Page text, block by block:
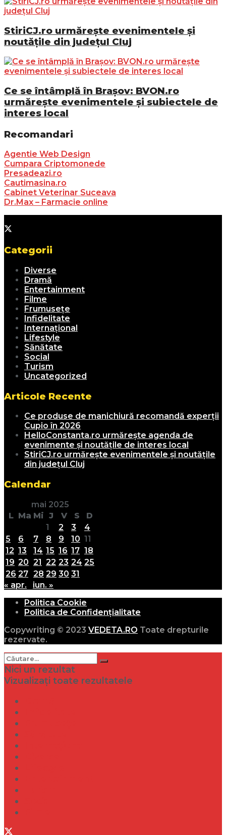
StiriCJ.ro urmărește evenimentele și
noutățile din județul Cluj
Ce se întâmplă în Brașov: BVON.ro
urmărește evenimentele și subiectele de
interes local
Recomandari
Agentie Web Design
Cumpara Criptomonede
Presadeazi.ro
Cautimasina.ro
Cabinet Veterinar Suceava
Dr.Max – Farmacie online
Categorii
Diverse
Dramă
Entertainment
Filme
Frumusețe
Infidelitate
Internațional
Lifestyle
Sănătate
Social
Turism
Uncategorized
Articole Recente
Ce produse de manichiură recomandă experții
Cupio în 2026
HelloConstanta.ro urmărește agenda de
evenimente și noutățile de interes local
StiriCJ.ro urmărește evenimentele și noutățile
din județul Cluj
Calendar
mai 2025
L Ma Mi J V S
D
1
2 3
4
5
6 7 8 9 10 11
12 13 14 15 16 17 18
19 20 21 22 23 24 25
26 27 28 29 30 31
« apr.
iun. »
Politica Cookie
Politica de Confidențialitate
Copywriting © 2023 VEDETA.RO Toate drepturile
rezervate.
Nici un rezultat
Vizualizați toate rezultatele